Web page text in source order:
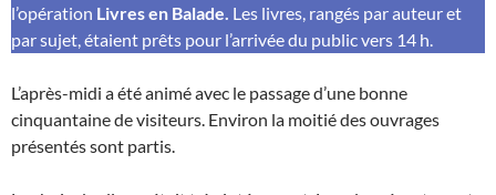
l’opération Livres en Balade. Les livres, rangés par auteur et
par sujet, étaient prêts pour l’arrivée du public vers 14 h.
L’après-midi a été animé avec le passage d’une bonne
cinquantaine de visiteurs. Environ la moitié des ouvrages
présentés sont partis.